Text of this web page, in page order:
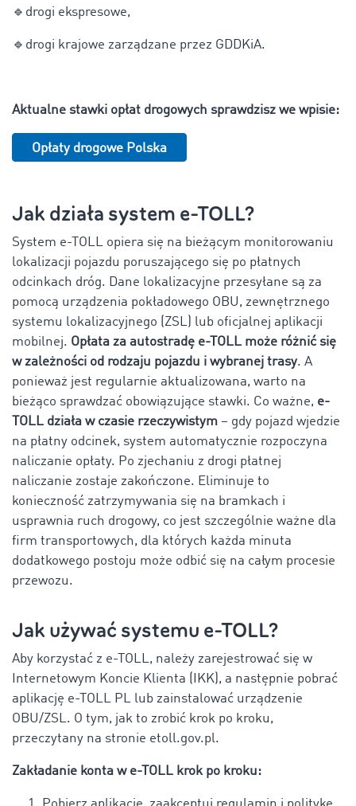
🔹 drogi ekspresowe,
🔹 drogi krajowe zarządzane przez GDDKiA.
Aktualne stawki opłat drogowych sprawdzisz we wpisie:
Opłaty drogowe Polska
Jak działa system e-TOLL?
System e-TOLL opiera się na bieżącym monitorowaniu
lokalizacji pojazdu poruszającego się po płatnych
odcinkach dróg. Dane lokalizacyjne przesyłane są za
pomocą urządzenia pokładowego OBU, zewnętrznego
systemu lokalizacyjnego (ZSL) lub oficjalnej aplikacji
mobilnej. Opłata za autostradę e-TOLL może różnić się
w zależności od rodzaju pojazdu i wybranej trasy. A
ponieważ jest regularnie aktualizowana, warto na
bieżąco sprawdzać obowiązujące stawki. Co ważne, e-
TOLL działa w czasie rzeczywistym – gdy pojazd wjedzie
na płatny odcinek, system automatycznie rozpoczyna
naliczanie opłaty. Po zjechaniu z drogi płatnej
naliczanie zostaje zakończone. Eliminuje to
konieczność zatrzymywania się na bramkach i
usprawnia ruch drogowy, co jest szczególnie ważne dla
firm transportowych, dla których każda minuta
dodatkowego postoju może odbić się na całym procesie
przewozu.
Jak używać systemu e-TOLL?
Aby korzystać z e-TOLL, należy zarejestrować się w
Internetowym Koncie Klienta (IKK), a następnie pobrać
aplikację e-TOLL PL lub zainstalować urządzenie
OBU/ZSL. O tym, jak to zrobić krok po kroku,
przeczytany na stronie etoll.gov.pl.
Zakładanie konta w e-TOLL krok po kroku: